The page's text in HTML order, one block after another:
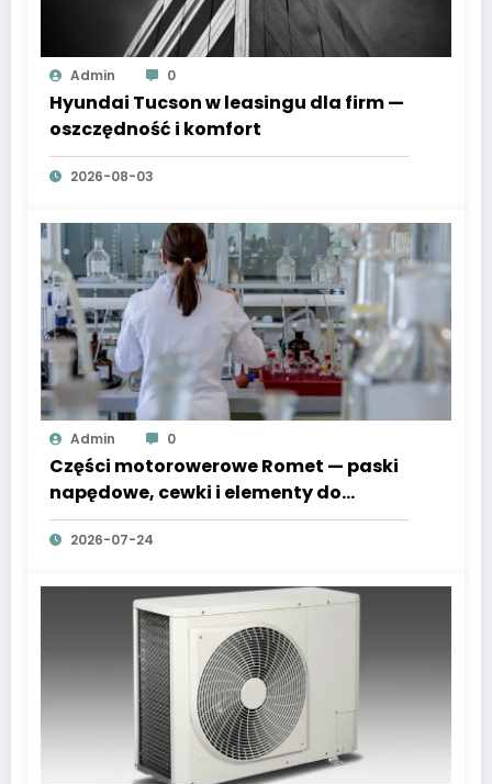
Admin 0
Hyundai Tucson w leasingu dla firm —
oszczędność i komfort
2026-08-03
Admin 0
Części motorowerowe Romet — paski
napędowe, cewki i elementy do
Komara i Junaka
2026-07-24